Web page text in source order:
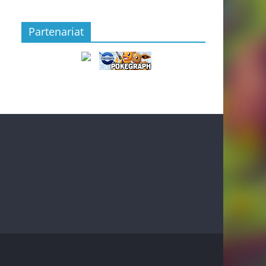
Partenariat